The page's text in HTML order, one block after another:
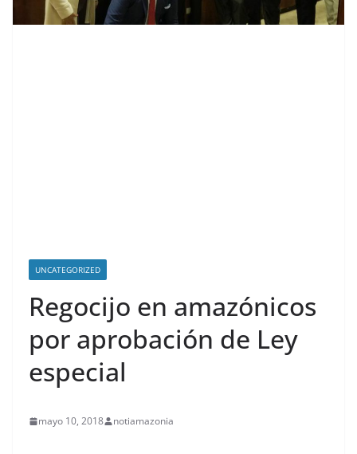
UNCATEGORIZED
Regocijo en amazónicos
por aprobación de Ley
especial
mayo 10, 2018 notiamazonia